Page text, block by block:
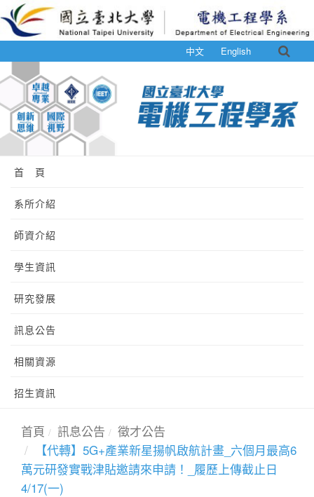
中文 English
首 頁
系所介紹
師資介紹
學生資訊
研究發展
訊息公告
相關資源
招生資訊
首頁 訊息公告
徵才公告
【代轉】5G+產業新星揚帆啟航計畫_六個月最高6
萬元研發實戰津貼邀請來申請！_履歷上傳截止日
4/17(一)